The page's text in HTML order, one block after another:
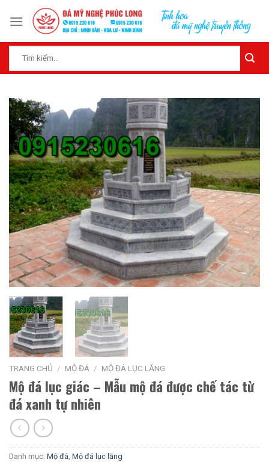
kiếm:
TRANG CHỦ / MỘ ĐÁ / MỘ ĐÁ LỤC LĂNG
Mộ đá lục giác – Mẫu mộ đá được chế tác từ
đá xanh tự nhiên
Danh mục: Mộ đá, Mộ đá lục lăng